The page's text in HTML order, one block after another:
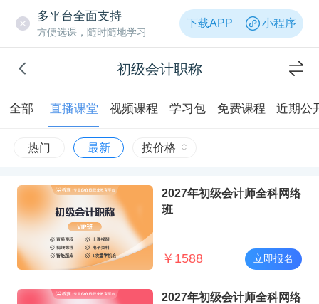
多平台全面支持
方便选课，随时随地学习
下载APP 小程序
初级会计职称
全部 直播课堂 视频课程 学习包 免费课程 近期公
热门 最新 按价格
2027年初级会计师全科网络
班
￥ 1588 立即报名
2027年初级会计师全科网络